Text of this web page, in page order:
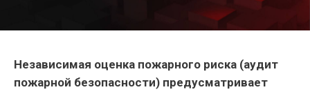
Независимая оценка пожарного риска (аудит
пожарной безопасности) предусматривает